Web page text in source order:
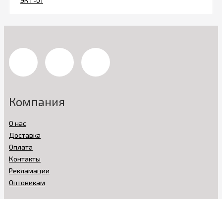
Компания
О нас
Доставка
Оплата
Контакты
Рекламации
Оптовикам